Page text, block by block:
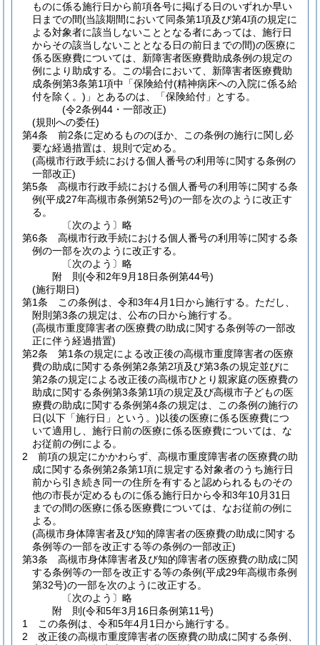
ものに係る施行日から前項各号に掲げる日のいずれか早い
日までの間(当該期間において同条第1項及び第4項の規定に
よる対象者に該当しないこととなる者にあっては、施行日
からその該当しないこととなる日の前日までの間)の医療に
係る医療費については、新障害者医療費助成条例の規定の
例により助成する。
この場合において、新障害者医療費助
成条例第3条第1項中「保険給付(精神病床への入院に係る給
付を除く。) 」とあるのは、「保険給付」とする。
(令2条例44・一部改正)
(規則への委任)
第4条
前2条に定めるもののほか、この条例の施行に関し必
要な経過措置は、規則で定める。
(高槻市行政手続における個人番号の利用等に関する条例の
一部改正)
第5条
高槻市行政手続における個人番号の利用等に関する条
例(平成27年高槻市条例第52号)の一部を次のように改正す
る。
〔次のよう〕略
第6条
高槻市行政手続における個人番号の利用等に関する条
例の一部を次のように改正する。
〔次のよう〕略
附 則(令和2年9月18日条例第44号)
(施行期日)
第1条
この条例は、令和3年4月1日から施行する。 ただし、
附則第3条の規定は、公布の日から施行する。
(高槻市重度障害者の医療費の助成に関する条例等の一部改
正に伴う経過措置)
第2条
第1条の規定による改正後の高槻市重度障害者の医療
費の助成に関する条例第2条第2項及び第3条の規定並びに
第2条の規定による改正後の高槻市ひとり親家庭の医療費の
助成に関する条例第3条第1項の規定及び高槻市子どもの医
療費の助成に関する条例第4条の規定は、この条例の施行の
日(以下「施行日」という。)以後の医療に係る医療費につ
いて適用し、施行日前の医療に係る医療費については、な
お従前の例による。
2
前項の規定にかかわらず、高槻市重度障害者の医療費の助
成に関する条例第2条第1項に規定する対象者のうち施行日
前から引き続き同一の住所を有すると認められるものその
他の市長が定めるものに係る施行日から令和3年10月31日
までの間の医療に係る医療費については、なお従前の例に
よる。
(高槻市身体障害者及び知的障害者の医療費の助成に関する
条例等の一部を改正する等の条例の一部改正)
第3条
高槻市身体障害者及び知的障害者の医療費の助成に関
する条例等の一部を改正する等の条例(平成29年高槻市条例
第32号)の一部を次のように改正する。
〔次のよう〕略
附 則(令和5年3月16日条例第11号)
1
この条例は、令和5年4月1日から施行する。
2
改正後の高槻市重度障害者の医療費の助成に関する条例、